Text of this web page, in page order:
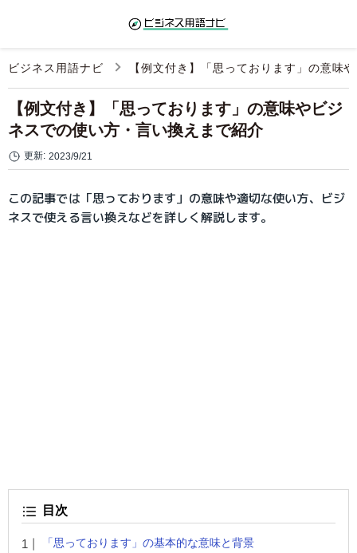
ビジネス用語ナビ 【例文付き】「思っております」の意味
【例文付き】「思っております」の意味やビジ
ネスでの使い方・言い換えまで紹介
更新: 2023/9/21
この記事では「思っております」の意味や適切な使い方、ビジ
ネスで使える言い換えなどを詳しく解説します。
目次
「思っております」の基本的な意味と背景